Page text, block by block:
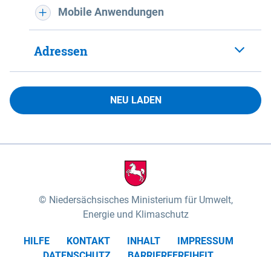
Mobile Anwendungen
Adressen
NEU LADEN
Niedersächsisches Ministerium für Umwelt,
Energie und Klimaschutz
HILFE KONTAKT INHALT
IMPRESSUM